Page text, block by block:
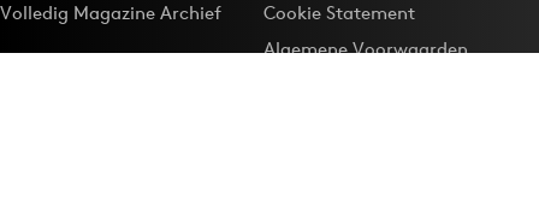
Volledig Magazine Archief
Cookie Statement
Algemene Voorwaarden